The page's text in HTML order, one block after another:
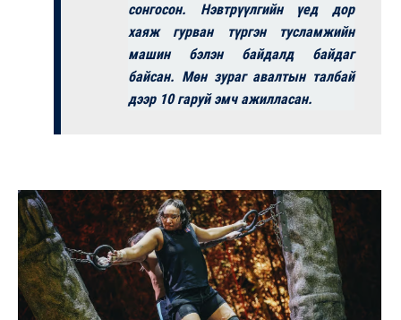
сонгосон. Нэвтрүүлгийн үед дор
хаяж гурван түргэн тусламжийн
машин бэлэн байдалд байдаг
байсан. Мөн зураг авалтын талбай
дээр 10 гаруй эмч ажилласан.